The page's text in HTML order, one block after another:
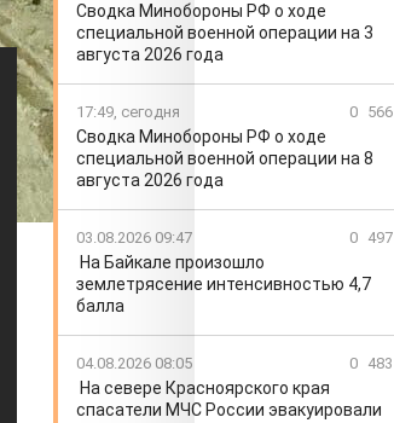
Сводка Минобороны РФ о ходе
специальной военной операции на 3
августа 2026 года
17:49, сегодня 0 566
Сводка Минобороны РФ о ходе
специальной военной операции на 8
августа 2026 года
03.08.2026 09:47 0 497
На Байкале произошло
землетрясение интенсивностью 4,7
балла
04.08.2026 08:05 0 483
На севере Красноярского края
спасатели МЧС России эвакуировали